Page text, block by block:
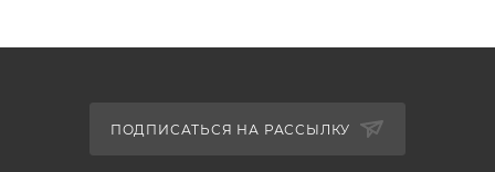
ПОДПИСАТЬСЯ НА РАССЫЛКУ